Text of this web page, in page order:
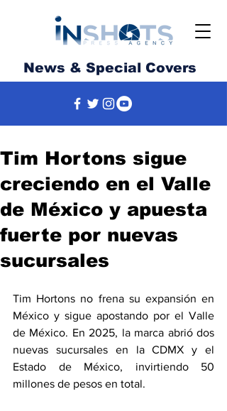
News & Special Covers
Tim Hortons sigue
creciendo en el Valle
de México y apuesta
fuerte por nuevas
sucursales
Tim Hortons no frena su expansión en
México y sigue apostando por el Valle
de México. En 2025, la marca abrió dos
nuevas sucursales en la CDMX y el
Estado de México, invirtiendo 50
millones de pesos en total.